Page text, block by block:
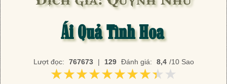
Ái Quả Tình Hoa
Lượt đọc: 767673 | 129 Đánh giá: 8,4 /10 Sao
★★★★★★★★★★
★★★★★★★★★★